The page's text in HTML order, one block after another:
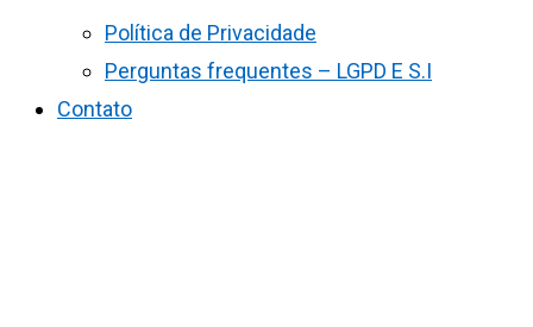
Política de Privacidade
Perguntas frequentes – LGPD E S.I
Contato